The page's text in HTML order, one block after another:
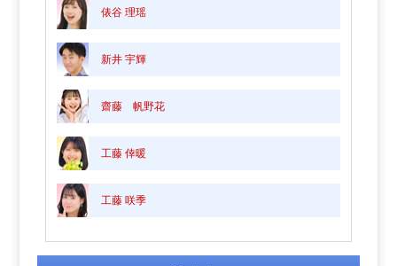
俵谷 理瑶
新井 宇輝
齋藤 帆野花
工藤 倖暖
工藤 咲季